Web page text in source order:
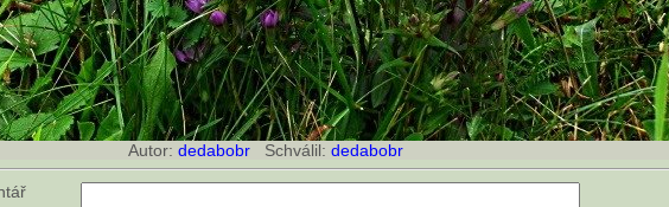
Autor: dedabobr Schválil: dedabobr